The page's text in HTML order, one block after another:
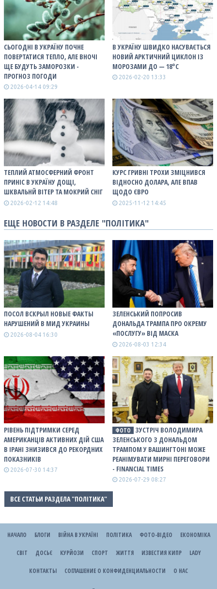
СЬОГОДНІ В УКРАЇНУ ПОЧНЕ
ПОВЕРТАТИСЯ ТЕПЛО, АЛЕ ВНОЧІ
ЩЕ БУДУТЬ ЗАМОРОЗКИ -
ПРОГНОЗ ПОГОДИ
2026-04-14 09:29
В УКРАЇНУ ШВИДКО НАСУВАЄТЬСЯ
НОВИЙ АРКТИЧНИЙ ЦИКЛОН ІЗ
МОРОЗАМИ ДО — 18°С
2026-02-20 13:33
ТЕПЛИЙ АТМОСФЕРНИЙ ФРОНТ
ПРИНІС В УКРАЇНУ ДОЩІ,
ШКВАЛЬНЙ ВІТЕР ТА МОКРИЙ СНІГ
2026-02-12 14:48
КУРС ГРИВНІ ТРОХИ ЗМІЦНИВСЯ
ВІДНОСНО ДОЛАРА, АЛЕ ВПАВ
ЩОДО ЄВРО
2025-11-12 14:45
ЕЩЕ НОВОСТИ В РАЗДЕЛЕ "ПОЛІТИКА"
ПОСОЛ ВСКРЫЛ НОВЫЕ ФАКТЫ
НАРУШЕНИЙ В МИД УКРАИНЫ
2026-08-04 16:30
ЗЕЛЕНСЬКИЙ ПОПРОСИВ
ДОНАЛЬДА ТРАМПА ПРО ОКРЕМУ
«ПОСЛУГУ» ВІД МАСКА
2026-08-03 12:34
РІВЕНЬ ПІДТРИМКИ СЕРЕД
АМЕРИКАНЦІВ АКТИВНИХ ДІЙ США
В ІРАНІ ЗНИЗИВСЯ ДО РЕКОРДНИХ
ПОКАЗНИКІВ
2026-07-30 14:37
ФОТО
ЗУСТРІЧ ВОЛОДИМИРА
ЗЕЛЕНСЬКОГО З ДОНАЛЬДОМ
ТРАМПОМ У ВАШИНГТОНІ МОЖЕ
РЕАНІМУВАТИ МИРНІ ПЕРЕГОВОРИ
- FINANCIAL TIMES
2026-07-29 08:27
ВСЕ СТАТЬИ РАЗДЕЛА "ПОЛІТИКА"
НАЧАЛО БЛОГИ ВІЙНА В УКРАЇНІ ПОЛІТИКА ФОТО-ВІДЕО ЕКОНОМІКА
СВІТ ДОСЬЄ КУРЙОЗИ СПОРТ ЖИТТЯ ИЗВЕСТИЯ КИПР LADY
КОНТАКТЫ СОГЛАШЕНИЕ О КОНФИДЕНЦИАЛЬНОСТИ О НАС